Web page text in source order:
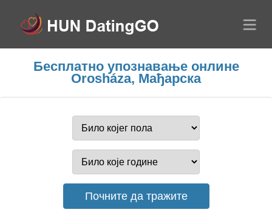
Бесплатно упознавање онлине
Orosháza, Мађарска